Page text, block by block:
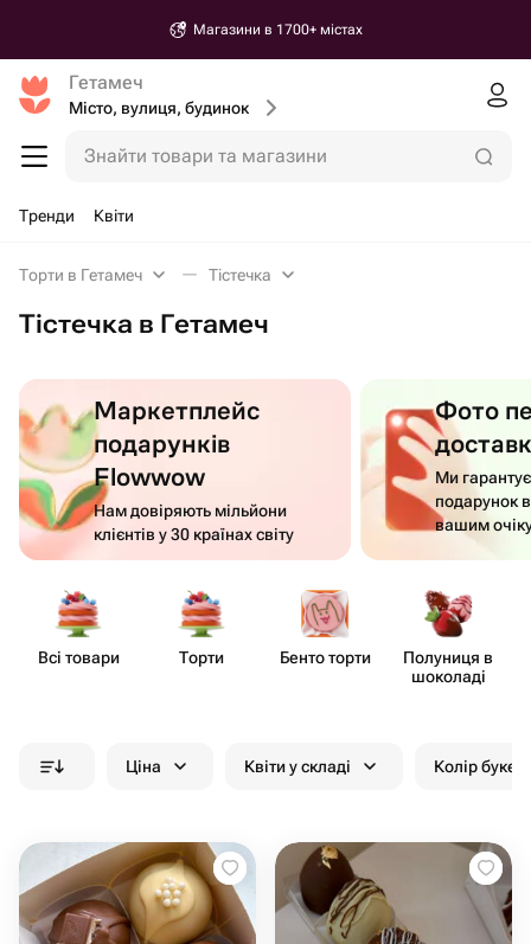
Магазини в 1700+ містах
Гетамеч
Місто, вулиця, будинок
Знайти товари та магазини
Тренди Квіти
Торти в Гетамеч Тістечка
Тістечка в Гетамеч
Маркетплейс
подарунків
Flowwow
Нам довіряють мільйони
клієнтів у 30 країнах світу
Фото
Ми
подарунок
вашим
Всі товари Торти Бенто торти
Полуниця в
шоколаді
Ціна Квіти у складі Колір